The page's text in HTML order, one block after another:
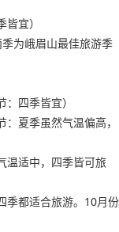
宜）
为峨眉山最佳旅游季
四季皆宜）
夏季虽然气温偏高，
温适中，四季皆可旅
季都适合旅游。10月份